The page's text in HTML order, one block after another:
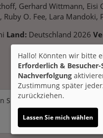
Gerhard Wittmann,
O. Fee, Lara
Land: Deutschland 2026
Sie vonYoutube (Trailer
Hallo! Könnten wir bitte
Erforderlich &
Nachverfolgung
Zustimmung später
zurückziehen.
Lassen Sie mich wählen